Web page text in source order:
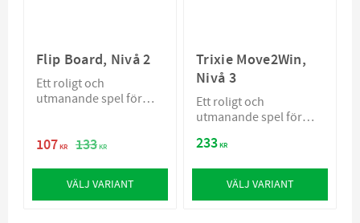
Flip Board, Nivå 2
Ett roligt och
utmanande spel för
107KR 133KR
VÄLJ VARIANT
Trixie Move2Win,
Nivå 3
Ett roligt och
utmanande spel för
233KR
VÄLJ VARIANT